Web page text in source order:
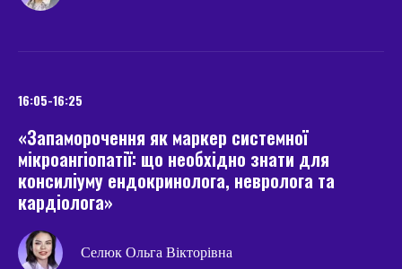
16:05-16:25
«Запаморочення як маркер системної
мікроангіопатії: що необхідно знати для
консиліуму ендокринолога, невролога та
кардіолога»
Селюк Ольга Вікторівна